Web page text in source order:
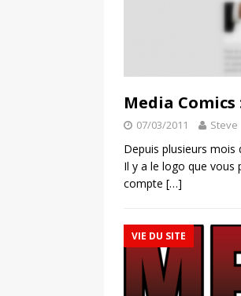
Media
07/03/2011 Steve
Depuis plusieurs mois
Il y a le logo que vous
compte […]
VIE DU SITE